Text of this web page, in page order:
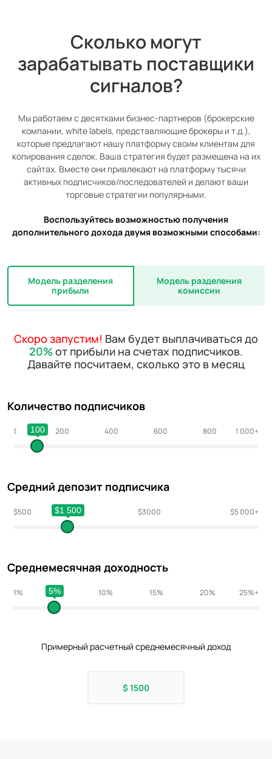
Сколько могут
зарабатывать поставщики
сигналов?
Мы работаем с десятками бизнес-партнеров (брокерские
компании, white labels, представляющие брокеры и т.д.),
которые предлагают нашу платформу своим клиентам для
копирования сделок. Ваша стратегия будет размещена на их
сайтах. Вместе они привлекают на платформу тысячи
активных подписчиков/последователей и делают ваши
торговые стратегии популярными.
Воспользуйтесь возможностью получения
дополнительного дохода двумя возможными способами:
Модель разделения
прибыли
Модель разделения
комиссии
Скоро запустим! Вам будет выплачиваться до
20% от прибыли на счетах подписчиков.
Давайте посчитаем, сколько это в месяц
Количество подписчиков
1 1 000+
100 200 400 600 800
Средний депозит подписчика
$500 $5 000+
$1 500
$1500 $3000
Среднемесячная доходность
1% 25%
5%
5% 10% 15% 20%
Примерный расчетный среднемесячный доход
$1500